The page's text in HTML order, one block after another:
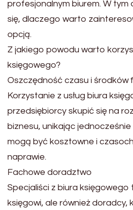
profesjonalnym biurem. W tym
się, dlaczego warto
opcją.
Z jakiego powodu warto
księgowego?
Oszczędność czasu i środków
Korzystanie z usług biura
przedsiębiorcy skupić się na
biznesu, unikając jednocześnie
mogą być kosztowne i
naprawie.
Fachowe doradztwo
Specjaliści z biura księgowego
księgowi, ale również doradcy,